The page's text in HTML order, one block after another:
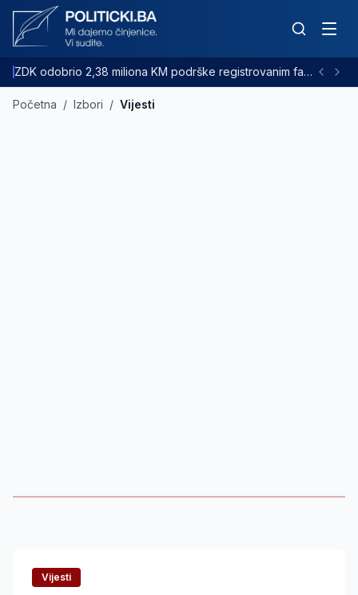
ZDK odobrio 2,38 miliona KM podrške registrovanim farmama goveda
Početna / Izbori / Vijesti
Vijesti